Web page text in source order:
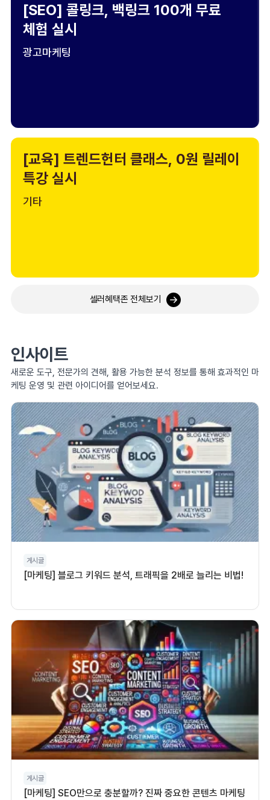
[SEO] 콜링크, 백링크 100개 무료
체험 실시
광고마케팅
[교육] 트렌드헌터 클래스, 0원 릴레이
특강 실시
기타
셀러혜택존 전체보기
인사이트
새로운 도구, 전문가의 견해, 활용 가능한 분석 정보를 통해 효과적인 마
케팅 운영 및 관련 아이디어를 얻어보세요.
게시글
[마케팅] 블로그 키워드 분석, 트래픽을 2배로 늘리는 비법!
게시글
[마케팅] SEO만으로 충분할까? 진짜 중요한 콘텐츠 마케팅